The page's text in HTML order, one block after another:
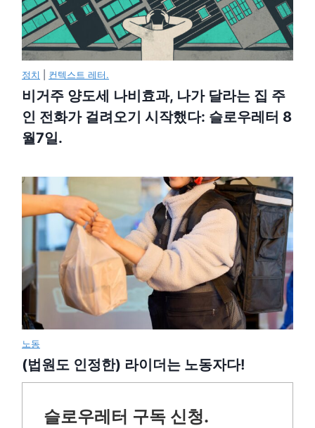
정치 컨텍스트 레터.
비거주 양도세 나비효과, 나가 달라는 집 주
인 전화가 걸려오기 시작했다: 슬로우레터 8
월7일.
노동
(법원도 인정한) 라이더는 노동자다!
슬로우레터 구독 신청.